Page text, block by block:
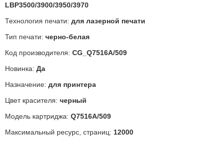
LBP3500/3900/3950/3970
Технология печати: для лазерной печати
Тип печати: черно-белая
Код производителя: CG_Q7516A/509
Новинка: Да
Назначение: для принтера
Цвет красителя: черный
Модель картриджа: Q7516A/509
Максимальный ресурс, страниц: 12000